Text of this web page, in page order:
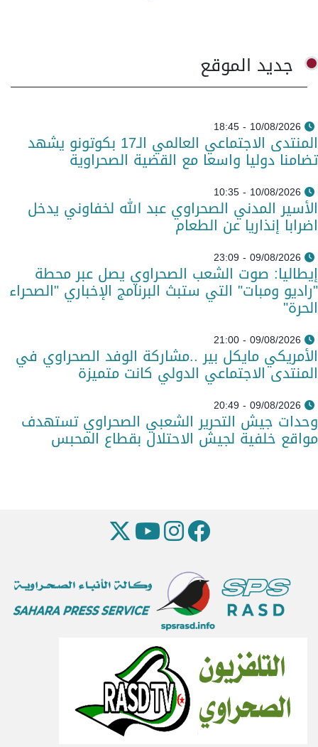
جديد الموقع
10/08/2026 - 18:45
المنتدى الاجتماعي العالمي الـ17 بكوتونو يشهد
تضامنا دوليا واسعا مع القضية الصحراوية
10/08/2026 - 10:35
الأسير المدني الصحراوي عبد الله لخفاوني يدخل
اضرابا إنذاريا عن الطعام
09/08/2026 - 23:09
إيطاليا: صوت الشعب الصحراوي يصل عبر محطة
"راديو ومبات" التي ستبث البرنامج الإخباري "الصحراء
الحرة"
09/08/2026 - 21:00
الأمريكي مايكل بير ..مشاركة الوفد الصحراوي في
المنتدى الاجتماعي الدولي كانت متميزة
09/08/2026 - 20:49
وحدات جيش التحرير الشعبي الصحراوي تستهدف
مواقع خلفية لجيش الاحتلال بقطاع المحبس